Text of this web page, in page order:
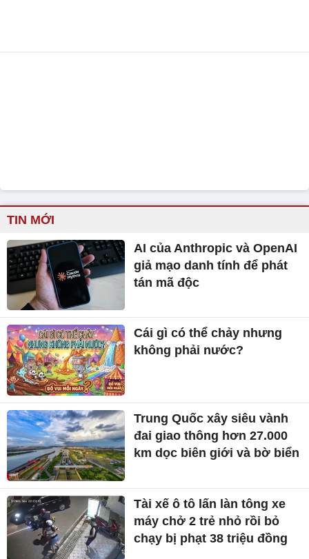
TIN MỚI
AI của Anthropic và OpenAI
giả mạo danh tính để phát
tán mã độc
Cái gì có thể chảy nhưng
không phải nước?
Trung Quốc xây siêu vành
đai giao thông hơn 27.000
km dọc biên giới và bờ biển
Tài xế ô tô lấn làn tông xe
máy chở 2 trẻ nhỏ rồi bỏ
chạy bị phạt 38 triệu đồng